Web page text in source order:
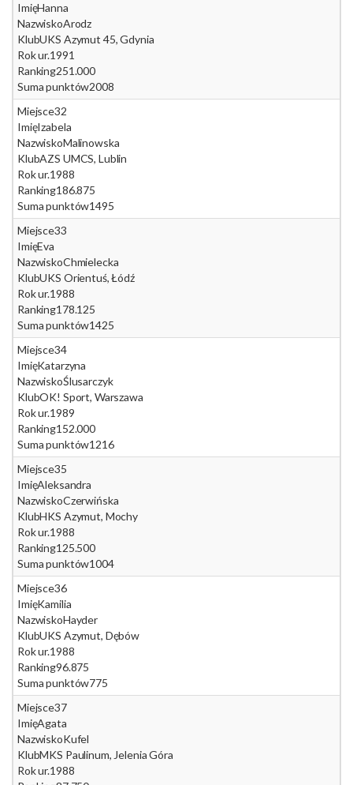
ImięHanna
NazwiskoArodz
KlubUKS Azymut 45, Gdynia
Rok ur.1991
Ranking251.000
Suma punktów2008
Miejsce32
ImięIzabela
NazwiskoMalinowska
KlubAZS UMCS, Lublin
Rok ur.1988
Ranking186.875
Suma punktów1495
Miejsce33
ImięEva
NazwiskoChmielecka
KlubUKS Orientuś, Łódź
Rok ur.1988
Ranking178.125
Suma punktów1425
Miejsce34
ImięKatarzyna
NazwiskoŚlusarczyk
KlubOK! Sport, Warszawa
Rok ur.1989
Ranking152.000
Suma punktów1216
Miejsce35
ImięAleksandra
NazwiskoCzerwińska
KlubHKS Azymut, Mochy
Rok ur.1988
Ranking125.500
Suma punktów1004
Miejsce36
ImięKamilia
NazwiskoHayder
KlubUKS Azymut, Dębów
Rok ur.1988
Ranking96.875
Suma punktów775
Miejsce37
ImięAgata
NazwiskoKufel
KlubMKS Paulinum, Jelenia Góra
Rok ur.1988